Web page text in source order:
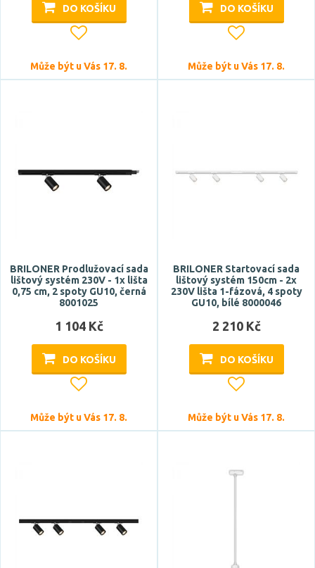
DO KOŠÍKU
Může být u Vás 17. 8.
DO KOŠÍKU
Může být u Vás 17. 8.
BRILONER Prodlužovací sada
lištový systém 230V - 1x lišta
0,75 cm, 2 spoty GU10, černá
8001025
1 104 Kč
DO KOŠÍKU
Může být u Vás 17. 8.
BRILONER Startovací sada
lištový systém 150cm - 2x
230V lišta 1-fázová, 4 spoty
GU10, bílé 8000046
2 210 Kč
DO KOŠÍKU
Může být u Vás 17. 8.